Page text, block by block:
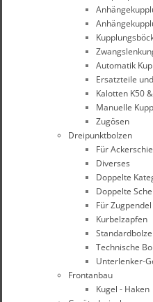
Automatik
Ersatzteile
Kalotten K50
Manuelle
Zugösen
Dreipunktbolzen
Für
Diverses
Doppelte
Doppelte
Für Zugpendel
Kurbelzapfen
Technische
Unterlenker-
Frontanbau
Kugel - Haken